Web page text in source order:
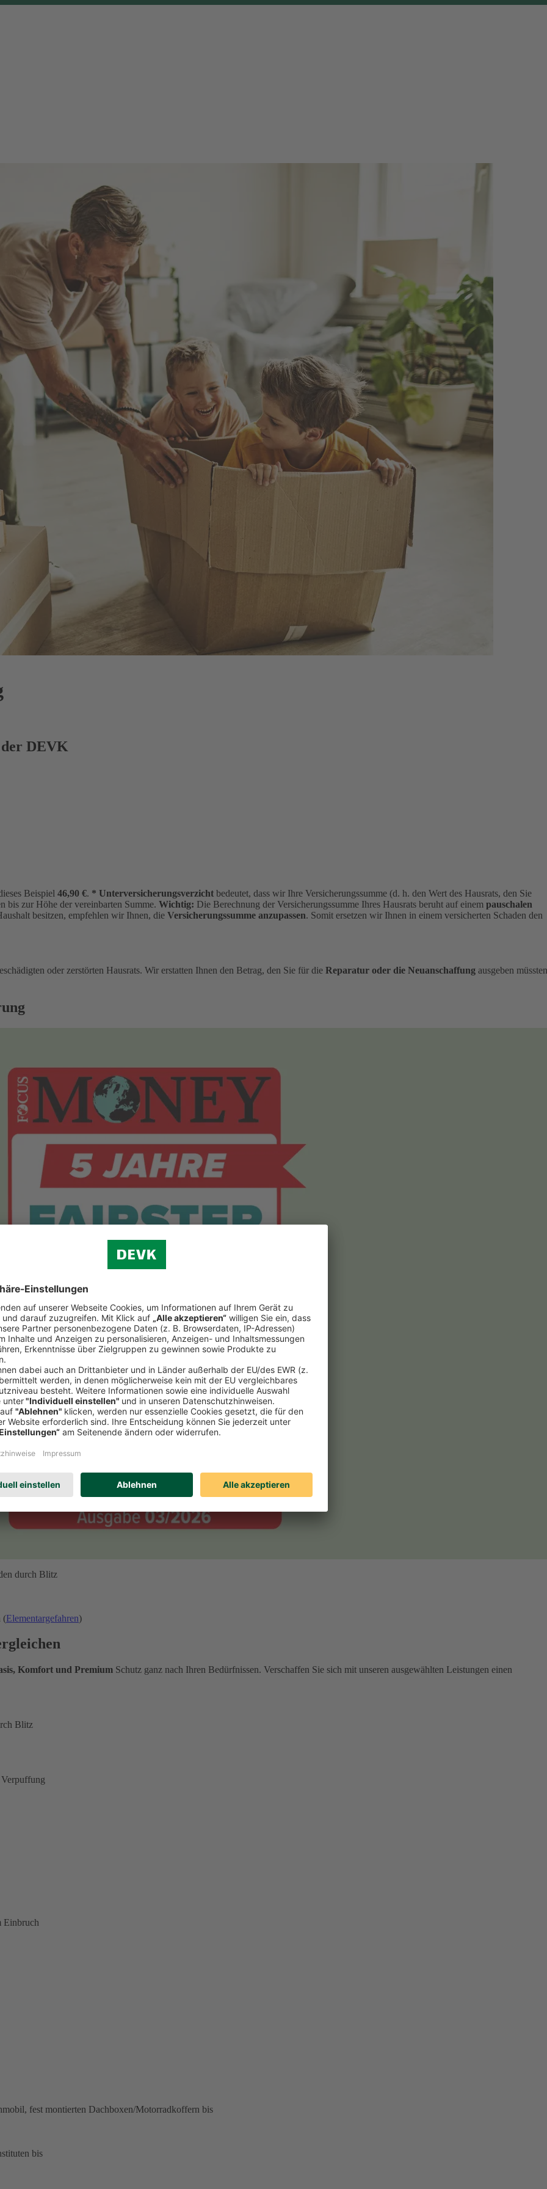
DEVK
Beispiel 46,90 €. * Unterversicherungsverzicht bedeutet, dass wir Ihre Versicherungssumme (d. h. den Wert des Hausrats, den Sie
bis zur Höhe der vereinbarten Summe. Wichtig: Die Berechnung der Versicherungssumme Ihres Hausrats beruht auf einem pauschalen
besitzen, empfehlen wir Ihnen, die Versicherungssumme anzupassen. Somit ersetzen wir Ihnen in einem versicherten Schaden den
oder zerstörten Hausrats. Wir erstatten Ihnen den Betrag, den Sie für die Reparatur oder die Neuanschaffung ausgeben
durch Blitz
(Elementargefahren)
Komfort und Premium Schutz ganz nach Ihren Bedürfnissen. Verschaffen Sie sich mit unseren ausgewählten Leistungen einen
Blitz
Einbruch
fest montierten Dachboxen/Motorradkoffern bis
bis